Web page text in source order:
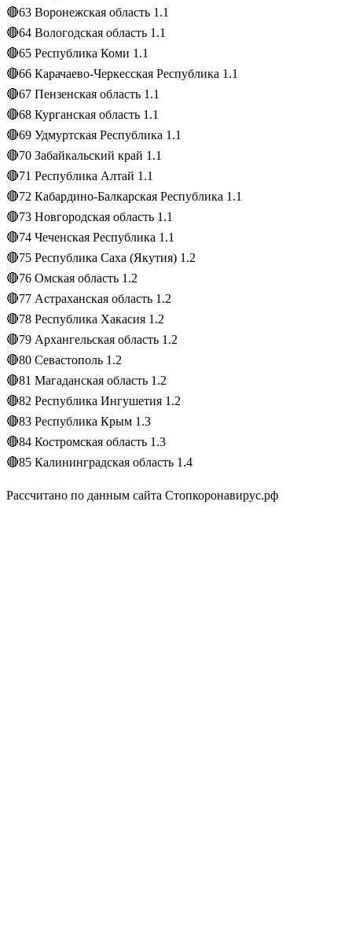
🔴63 Воронежская область 1.1
🔴64 Вологодская область 1.1
🔴65 Республика Коми 1.1
🔴66 Карачаево-Черкесская Республика 1.1
🔴67 Пензенская область 1.1
🔴68 Курганская область 1.1
🔴69 Удмуртская Республика 1.1
🔴70 Забайкальский край 1.1
🔴71 Республика Алтай 1.1
🔴72 Кабардино-Балкарская Республика 1.1
🔴73 Новгородская область 1.1
🔴74 Чеченская Республика 1.1
🔴75 Республика Саха (Якутия) 1.2
🔴76 Омская область 1.2
🔴77 Астраханская область 1.2
🔴78 Республика Хакасия 1.2
🔴79 Архангельская область 1.2
🔴80 Севастополь 1.2
🔴81 Магаданская область 1.2
🔴82 Республика Ингушетия 1.2
🔴83 Республика Крым 1.3
🔴84 Костромская область 1.3
🔴85 Калининградская область 1.4
Рассчитано по данным сайта Стопкоронавирус.рф